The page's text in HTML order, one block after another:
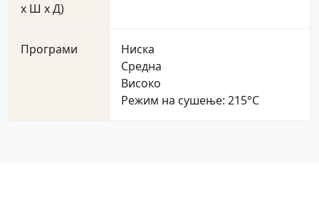
x Ш x Д)
Програми
Ниска
Средна
Високо
Режим на сушење: 215°C